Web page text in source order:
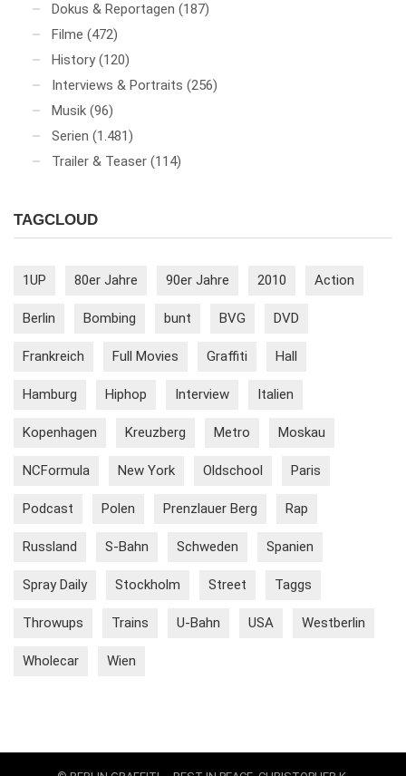
Dokus & Reportagen (187)
Filme (472)
History (120)
Interviews & Portraits (256)
Musik (96)
Serien (1.481)
Trailer & Teaser (114)
TAGCLOUD
1UP 80er Jahre 90er Jahre 2010 Action
Berlin Bombing bunt BVG DVD
Frankreich Full Movies Graffiti Hall
Hamburg Hiphop Interview Italien
Kopenhagen Kreuzberg Metro Moskau
NCFormula New York Oldschool Paris
Podcast Polen Prenzlauer Berg Rap
Russland S-Bahn Schweden Spanien
Spray Daily Stockholm Street Taggs
Throwups Trains U-Bahn USA Westberlin
Wholecar Wien